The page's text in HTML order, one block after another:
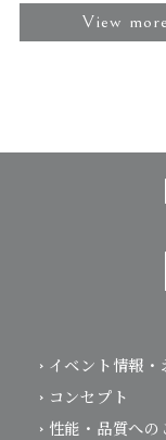
View more
イベント情報・
コンセプト
性能・品質への